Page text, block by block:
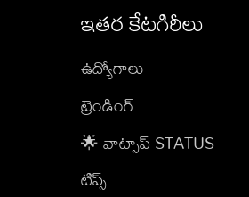
ఇతర కేటగిరీలు
ఉద్యోగాలు
ట్రెండింగ్
🌟 వాట్సాప్ STATUS
టిప్స్